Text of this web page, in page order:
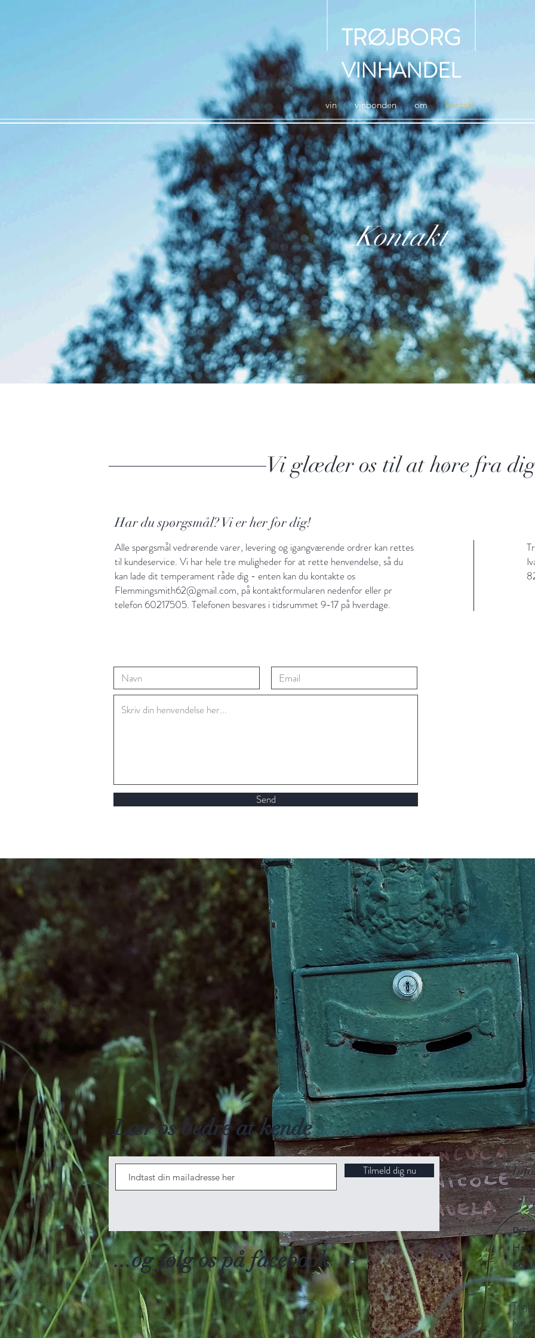
vin vinbonden om kontakt
TRØJBORG
VINHANDEL
Kontakt
Vi glæder os til at høre fra
Har du spørgsmål? Vi er her for dig!
Alle spørgsmål vedrørende varer, levering og igangværende ordrer kan rettes
til kundeservice. Vi har hele tre muligheder for at rette henvendelse, så du
kan lade dit temperament råde dig - enten kan du kontakte os
Flemmingsmith62@gmail.com, på kontaktformularen nedenfor eller pr
telefon 60217505. Telefonen besvares i tidsrummet 9-17 på hverdage.
Send
Lær os bedre at kende
Tilmeld dig nu
...og følg os på facebook
Ivar